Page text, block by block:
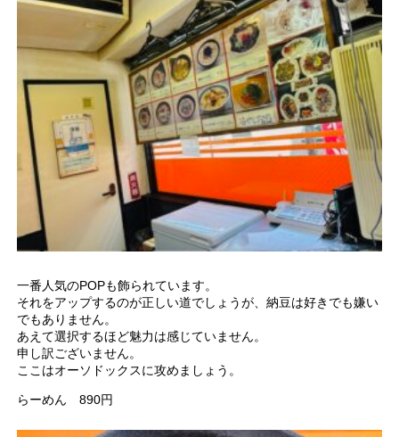
一番人気のPOPも飾られています。
それをアップするのが正しい道でしょうが、納豆は好きでも嫌い
でもありません。
あえて選択するほど魅力は感じていません。
申し訳ございません。
ここはオーソドックスに攻めましょう。
らーめん 890円